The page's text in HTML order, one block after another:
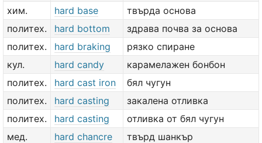
хим. hard base
твърда основа
политех.
hard bottom
здрава почва за основа
политех.
hard braking
рязко спиране
кул.
hard candy
карамелажен бонбон
политех.
hard cast iron
бял чугун
политех.
hard casting
закалена отливка
политех.
hard casting
отливка от бял чугун
мед.
hard chancre
твърд шанкър